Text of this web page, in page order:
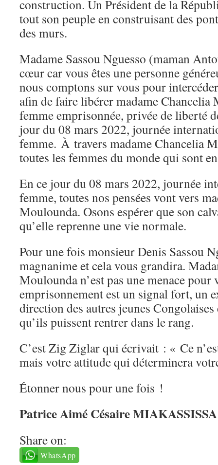
construction. Un Président de la
tout son peuple en construisant des
des murs.
Madame Sassou Nguesso (maman
cœur car vous êtes une personne
nous comptons sur vous pour
afin de faire libérer madame Chancelia
femme emprisonnée, privée de liberté
jour du 08 mars 2022, journée
femme. À travers madame Chancelia
toutes les femmes du monde qui sont
En ce jour du 08 mars 2022, journée
femme, toutes nos pensées vont vers
Moulounda. Osons espérer que son
qu’elle reprenne une vie normale.
Pour une fois monsieur Denis Sassou
magnanime et cela vous grandira.
Moulounda n’est pas une menace
emprisonnement est un signal fort, un
direction des autres jeunes
qu’ils puissent rentrer dans le rang.
C’est Zig Ziglar qui écrivait : « Ce
mais votre attitude qui déterminera
Étonner nous pour une fois !
Patrice Aimé Césaire
Share on:
WhatsApp